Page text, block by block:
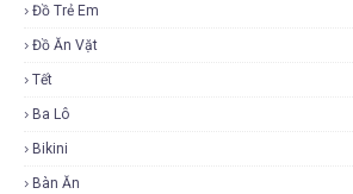
Đồ Trẻ Em
Đồ Ăn Vặt
Tết
Ba Lô
Bikini
Bàn Ăn